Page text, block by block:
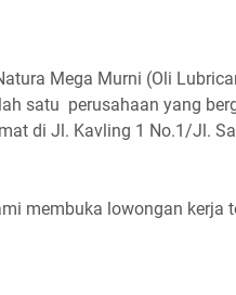
Mega Murni (Oli
satu perusahaan yang
di Jl. Kavling 1 No.1/Jl.
membuka lowongan kerja